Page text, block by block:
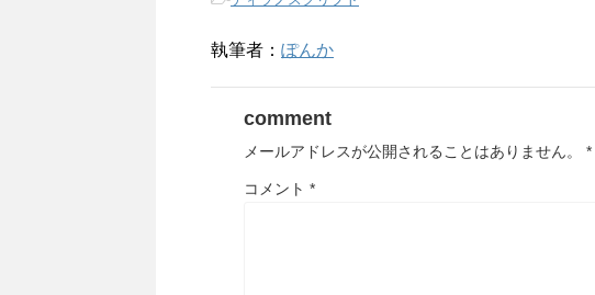
執筆者： ぽんか
comment
メールアドレスが公開されることはありません。 *
コメント *